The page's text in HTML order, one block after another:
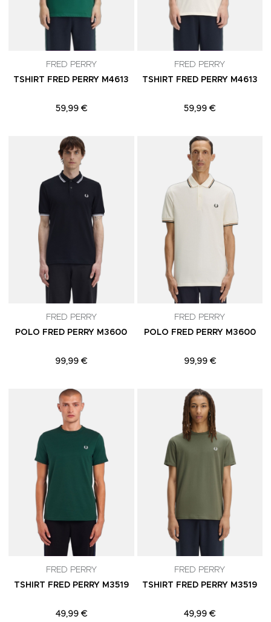
FRED PERRY
TSHIRT FRED PERRY M4613
59,99 €
FRED PERRY
TSHIRT FRED PERRY M4613
59,99 €
Adicionar aos Favoritos
FRED PERRY
POLO FRED PERRY M3600
99,99 €
FRED PERRY
POLO FRED PERRY M3600
99,99 €
Adicionar aos Favoritos
FRED PERRY
TSHIRT FRED PERRY M3519
49,99 €
FRED PERRY
TSHIRT FRED PERRY M3519
49,99 €